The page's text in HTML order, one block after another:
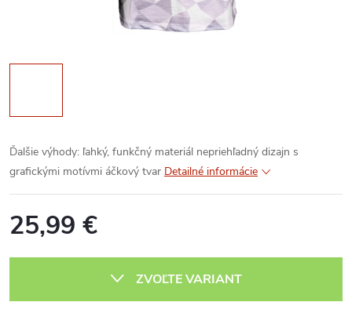
Ďalšie výhody: ľahký, funkčný materiál nepriehľadný dizajn s
grafickými motívmi áčkový tvar Detailné informácie
25,99 €
ZVOĽTE VARIANT